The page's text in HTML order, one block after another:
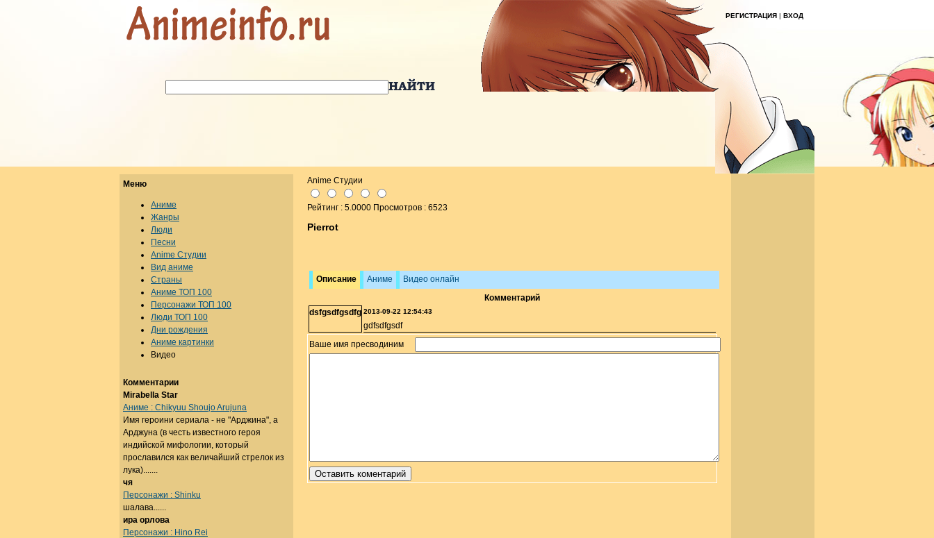
РЕГИСТРАЦИЯ | ВХОД
Anime Студии
Рейтинг : 5.0000 Просмотров : 6523
Pierrot
Описание Аниме
Видео онлайн
Комментарий
dsfgsdfgsdfg 2013-09-22 12:54:43
gdfsdfgsdf
Ваше имя пресводиним
Меню
Аниме
Жанры
Люди
Песни
Anime Студии
Вид аниме
Страны
Аниме ТОП 100
Персонажи ТОП 100
Люди ТОП 100
Дни рождения
Аниме картинки
Видео
Комментарии
Mirabella Star
Аниме : Chikyuu Shoujo Arujuna
Имя героини сериала - не "Арджина", а
Арджуна (в честь известного героя
индийской мифологии, который
прославился как величайший стрелок из
лука).......
чя
Персонажи : Shinku
шалава......
ира орлова
Персонажи : Hino Rei